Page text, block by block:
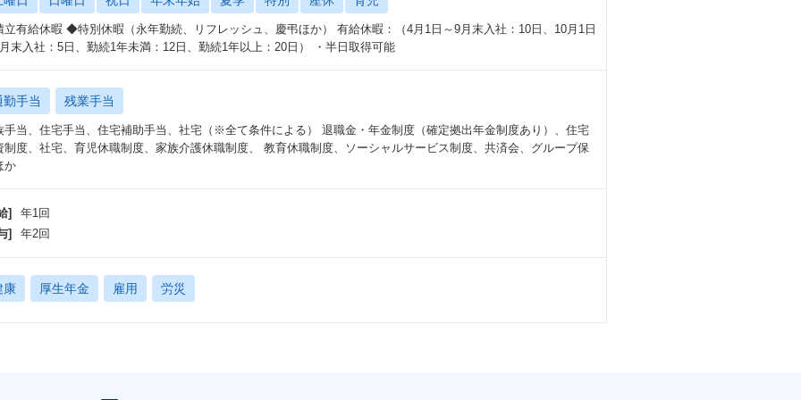
有給休暇 ◆特別休暇（永年勤続、リフレッシュ、慶弔ほか） 有給休暇：（4月1日～9月末入社：10日、10月1日
末入社：5日、勤続1年未満：12日、勤続1年以上：20日） ・半日取得可能
勤手当 残業手当
手当、住宅手当、住宅補助手当、社宅（※全て条件による） 退職金・年金制度（確定拠出年金制度あり）、住宅
制度、社宅、育児休職制度、家族介護休職制度、 教育休職制度、ソーシャルサービス制度、共済会、グループ保
か
]
年1回
]
年2回
康 厚生年金 雇用 労災